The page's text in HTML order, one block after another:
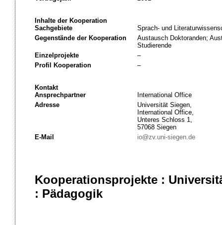
Inhalte der Kooperation
Sachgebiete
Sprach- und
Gegenstände der Kooperation
Austausch Doktoranden;
Studierende
Einzelprojekte
–
Profil Kooperation
–
Kontakt
Ansprechpartner
International Office
Adresse
Universität Siegen,
International Office,
Unteres Schloss 1,
57068 Siegen
E-Mail
io@zv.uni-siegen.de
Kooperationsprojekte :
: Pädagogik